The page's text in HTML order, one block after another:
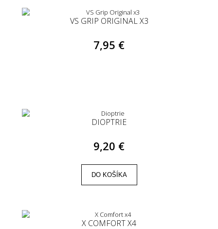
VS GRIP ORIGINAL X3
7,95 €
DIOPTRIE
9,20 €
DO KOŠÍKA
X COMFORT X4